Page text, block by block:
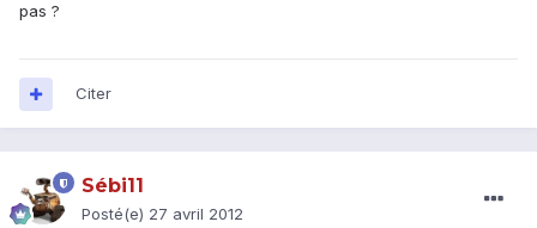
pas ?
Citer
Sébi11
Posté(e) 27 avril 2012